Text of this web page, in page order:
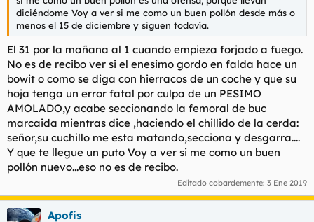
diciéndome Voy a ver si me como un buen pollón desde más o
menos el 15 de diciembre y siguen todavía.
El 31 por la mañana al 1 cuando empieza forjado a fuego.
No es de recibo ver si el enesimo gordo en falda hace un
bowit o como se diga con hierracos de un coche y que su
hoja tenga un error fatal por culpa de un PESIMO
AMOLADO,y acabe seccionando la femoral de buc
marcaida mientras dice ,haciendo el chillido de la cerda:
señor,su cuchillo me esta matando,secciona y desgarra....
Y que te llegue un puto Voy a ver si me como un buen
pollón nuevo...eso no es de recibo.
Editado cobardemente: 3 Ene 2019
Apofis